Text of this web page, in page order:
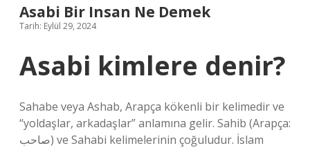
Asabi Bir Insan Ne Demek
Tarih: Eylül 29, 2024
Asabi kimlere denir?
Sahabe veya Ashab, Arapça kökenli bir kelimedir ve
“yoldaşlar, arkadaşlar” anlamına gelir. Sahib (Arapça:
صاحب) ve Sahabi kelimelerinin çoğuludur. İslam